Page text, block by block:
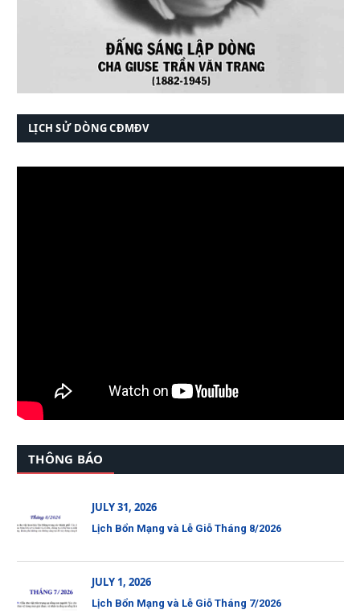
LỊCH SỬ DÒNG CĐMĐV
THÔNG BÁO
JULY 31, 2026
Lịch Bổn Mạng và Lễ Giỗ Tháng 8/2026
JULY 1, 2026
Lịch Bổn Mạng và Lễ Giỗ Tháng 7/2026